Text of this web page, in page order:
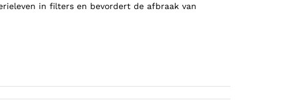
in filters en bevordert de afbraak van